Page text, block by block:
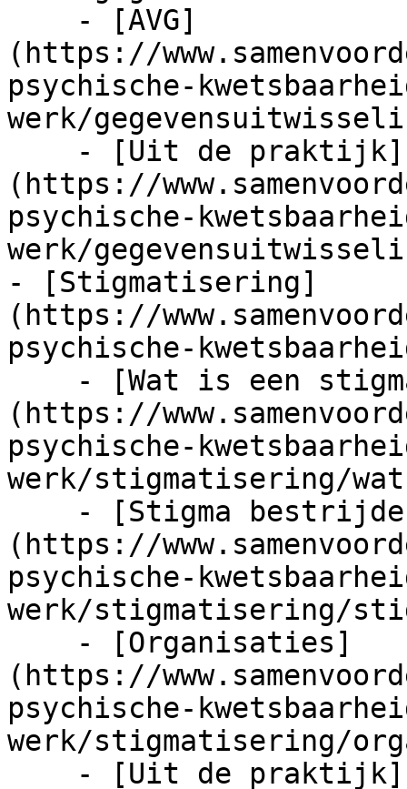
(https://
psychische-
werk/
(https://
psychische-
werk/
- [Stigmatisering]
(https://
psychische-
(https://
psychische-
werk/stigmatisering/
(https://
psychische-
werk/stigmatisering/
(https://
psychische-
werk/stigmatisering/